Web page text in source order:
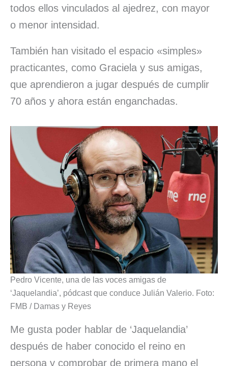
todos ellos vinculados al ajedrez, con mayor
o menor intensidad.
También han visitado el espacio «simples»
practicantes, como Graciela y sus amigas,
que aprendieron a jugar después de cumplir
70 años y ahora están enganchadas.
Pedro Vicente, una de las voces amigas de
‘Jaquelandia’, pódcast que conduce Julián Valerio. Foto:
FMB / Damas y Reyes
Me gusta poder hablar de ‘Jaquelandia’
después de haber conocido el reino en
persona y comprobar de primera mano el